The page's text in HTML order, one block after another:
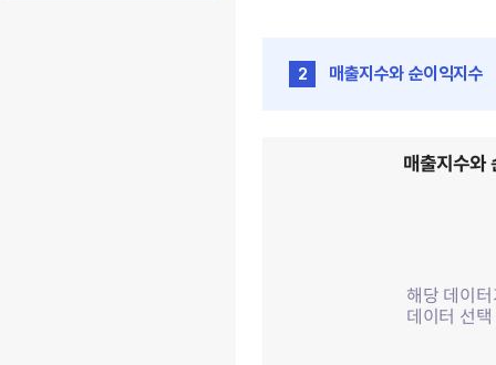
2 매출지수와 순이익지수
Line chart with 2 lines.
해당 데이
데이터 선
매출지수와